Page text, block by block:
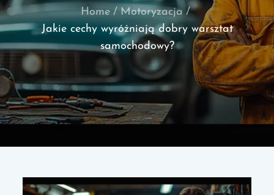
Home
Motoryzacja
Jakie cechy wyróżniają dobry warsztat
samochodowy?